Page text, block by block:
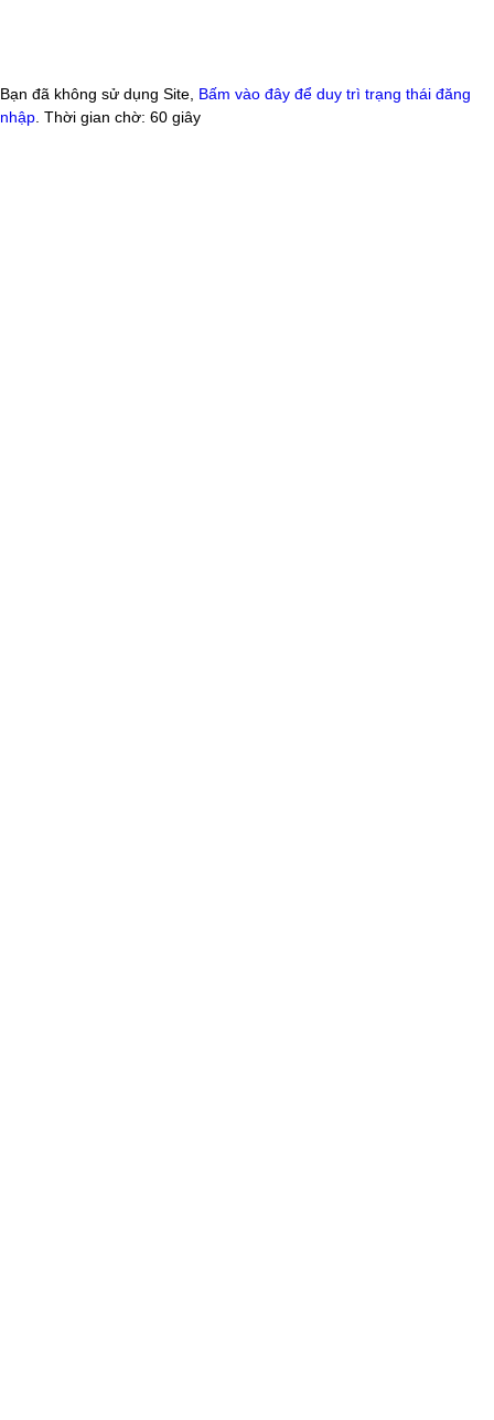
Bạn đã không sử dụng Site, Bấm vào đây để duy trì trạng thái đăng
nhập . Thời gian chờ: 60 giây